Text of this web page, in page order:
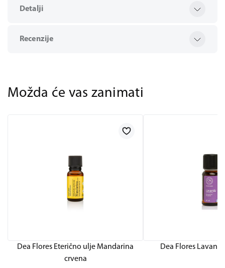
Detalji
Recenzije
Možda će vas zanimati
Dea Flores Eterično ulje Mandarina
crvena
Dea Flores